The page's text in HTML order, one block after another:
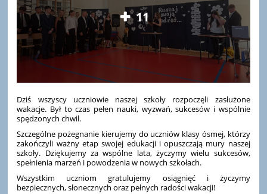
11
Dziś wszyscy uczniowie naszej szkoły rozpoczęli zasłużone
wakacje. Był to czas pełen nauki, wyzwań, sukcesów i wspólnie
spędzonych chwil.
Szczególne pożegnanie kierujemy do uczniów klasy ósmej, którzy
zakończyli ważny etap swojej edukacji i opuszczają mury naszej
szkoły. Dziękujemy za wspólne lata, życzymy wielu sukcesów,
spełnienia marzeń i powodzenia w nowych szkołach.
Wszystkim uczniom gratulujemy osiągnięć i życzymy
bezpiecznych, słonecznych oraz pełnych radości wakacji!